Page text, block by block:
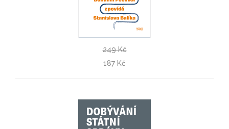
Stanislav Balík
Politika pro každého
249 Kč
187 Kč